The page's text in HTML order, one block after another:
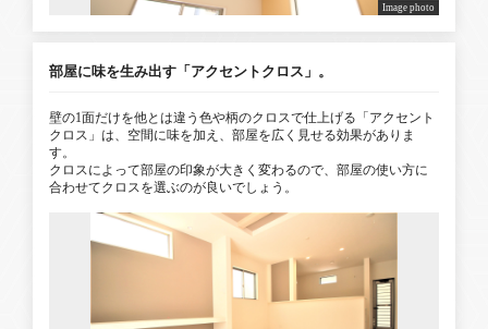
Image photo
部屋に味を生み出す「アクセントクロス」。
壁の1面だけを他とは違う色や柄のクロスで仕上げる「アクセント
クロス」は、空間に味を加え、部屋を広く見せる効果がありま
す。
クロスによって部屋の印象が大きく変わるので、部屋の使い方に
合わせてクロスを選ぶのが良いでしょう。